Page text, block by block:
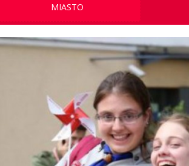
MIASTO